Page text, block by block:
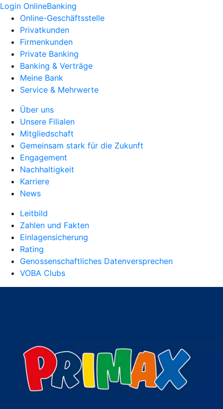
Login OnlineBanking
Online-Geschäftsstelle
Privatkunden
Firmenkunden
Private Banking
Banking & Verträge
Meine Bank
Service & Mehrwerte
Über uns
Unsere Filialen
Mitgliedschaft
Gemeinsam stark für die Zukunft
Engagement
Nachhaltigkeit
Karriere
News
Leitbild
Zahlen und Fakten
Einlagensicherung
Rating
Genossenschaftliches Datenversprechen
VOBA Clubs